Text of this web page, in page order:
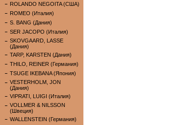
ROLANDO NEGOITA (США)
ROMEO (Италия)
S. BANG (Дания)
SER JACOPO (Италия)
SKOVGAARD, LASSE
(Дания)
TARP, KARSTEN (Дания)
THILO, REINER (Германия)
TSUGE IKEBANA (Япония)
VESTERHOLM, JON
(Дания)
VIPRATI, LUIGI (Италия)
VOLLMER & NILSSON
(Швеция)
WALLENSTEIN (Германия)